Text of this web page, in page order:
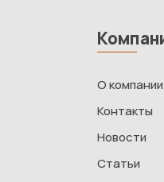
О компании
Контакты
Новости
Статьи